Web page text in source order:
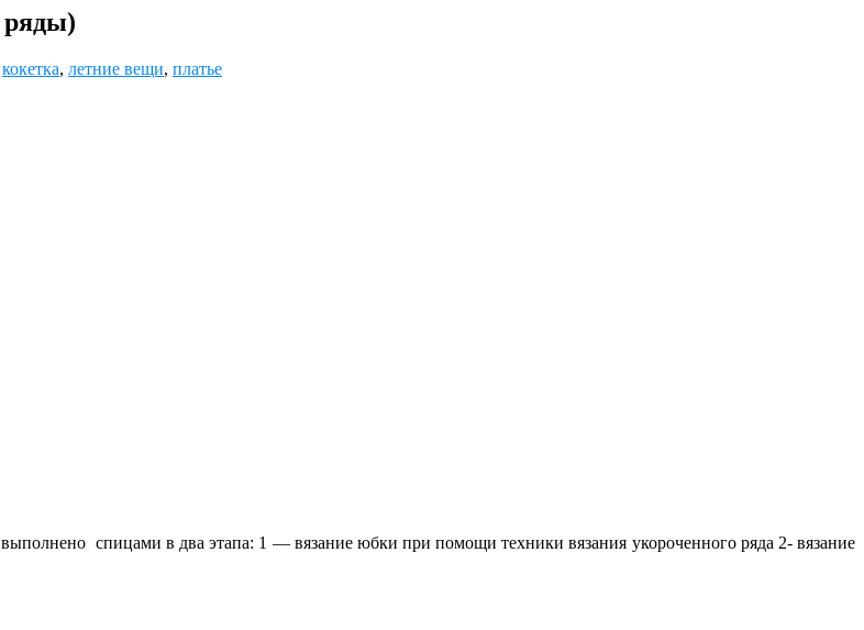
ряды)
кокетка, летние вещи, платье
спицами в два этапа: 1 — вязание юбки при помощи техники вязания укороченного ряда 2- вязание